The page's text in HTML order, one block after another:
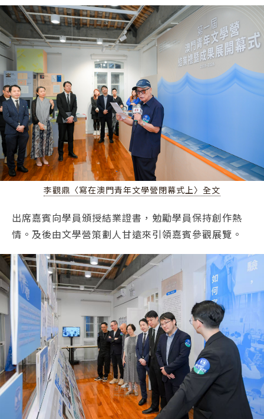
李觀鼎〈寫在澳門青年文學營閉幕式上〉全文
出席嘉賓向學員頒授結業證書，勉勵學員保持創作熱
情。及後由文學營策劃人甘遠來引領嘉賓參觀展覽。